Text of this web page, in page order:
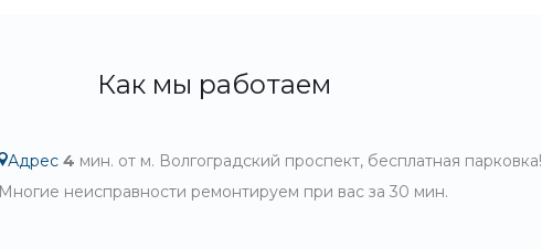
Как мы работаем
Адрес 4 мин. от м. Волгоградский проспект, бесплатная парковка!
Многие неисправности ремонтируем при вас за 30 мин.